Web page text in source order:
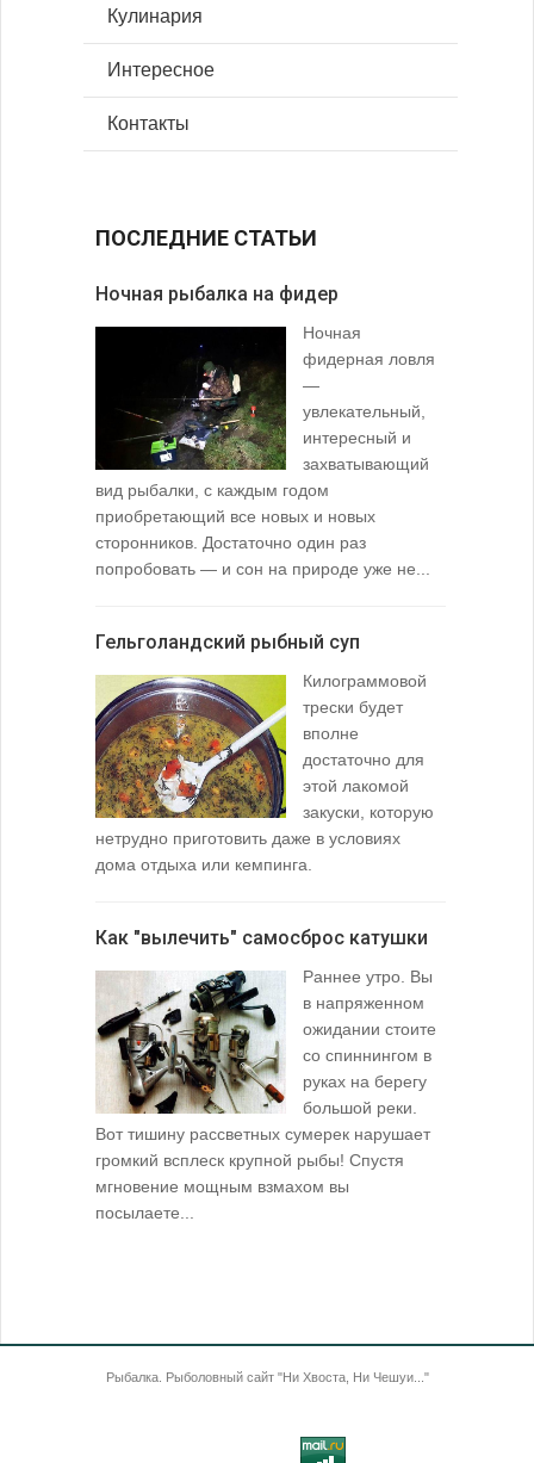
Кулинария
Интересное
Контакты
ПОСЛЕДНИЕ СТАТЬИ
Ночная рыбалка на фидер
Ночная
фидерная ловля
—
увлекательный,
интересный и
захватывающий
вид рыбалки, с каждым годом
приобретающий все новых и новых
сторонников. Достаточно один раз
попробовать — и сон на природе уже не...
Гельголандский рыбный суп
Килограммовой
трески будет
вполне
достаточно для
этой лакомой
закуски, которую
нетрудно приготовить даже в условиях
дома отдыха или кемпинга.
Как "вылечить" самосброс катушки
Раннее утро. Вы
в напряженном
ожидании стоите
со спиннингом в
руках на берегу
большой реки.
Вот тишину рассветных сумерек нарушает
громкий всплеск крупной рыбы! Спустя
мгновение мощным взмахом вы
посылаете...
Рыбалка. Рыболовный сайт "Ни Хвоста, Ни Чешуи..."